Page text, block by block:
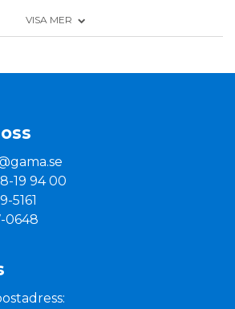
är dags att byta
VISA MER
19 94 00
5161
0648